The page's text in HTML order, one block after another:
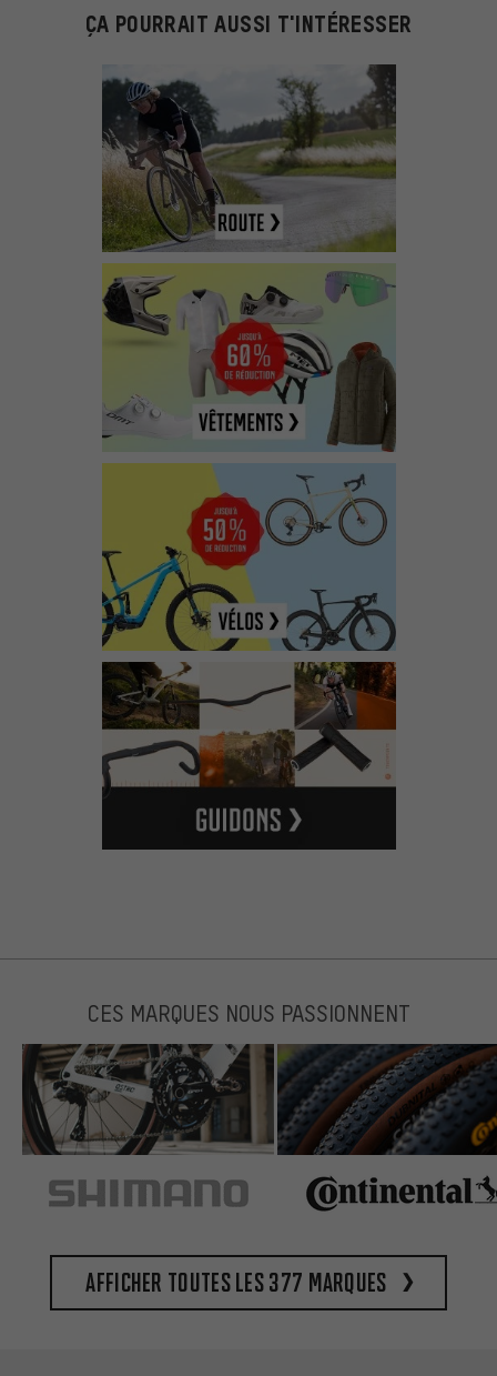
ÇA POURRAIT AUSSI T'INTÉRESSER
CES MARQUES NOUS PASSIONNENT
Afficher toutes les 377 marques